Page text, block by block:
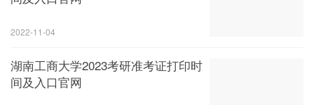
2022-11-04
湖南工商大学2023考研准考证打印时
间及入口官网